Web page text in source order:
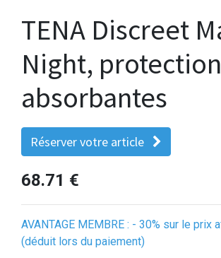
TENA Discreet
Night,
absorbantes
Réserver votre article
68.71 €
AVANTAGE MEMBRE : - 30% sur le prix
(déduit lors du paiement)